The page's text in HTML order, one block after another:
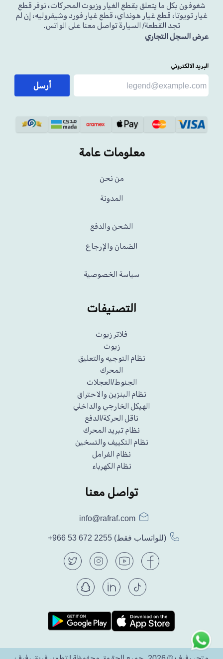
شغوفون بكل ما يتعلق بقطع الغيار وزيوت المحركات، نوفر قطع
غيار تويوتا، قطع غيار هونداي، قطع غيار فورد وشيفروليه، إن لم
تجد القطعة/ السيارة تواصل معنا على الواتس.
عرض السجل التجاري
البريد الالكتروني
أرسل
معلومات عامة
من نحن
المدونة
الشحن والدفع
الضمان والإرجاع
سياسة الخصوصية
التصنيفات
فلاتر زيوت
زيوت
نظام التوجيه والتعليق
المحرك
الجنوط/العجلات
نظام البنزين والاحتراق
الهيكل الخارجي والداخلي
ناقل الحركة/الدفع
نظام تبريد المحرك
نظام التكييف والتسخين
نظام الفرامل
نظام الكهرباء
تواصل معنا
info@rafraf.com
+966 53 672 2255 (للواتساب فقط)